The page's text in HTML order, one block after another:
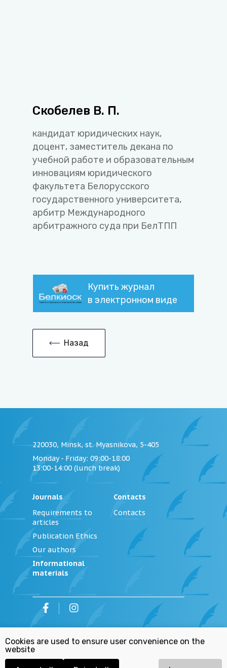
Скобелев В. П.
кандидат юридических наук,
доцент, заместитель декана по
учебной работе и образовательным
инновациям юридического
факультета Белорусского
государственного университета,
арбитр Международного
арбитражного суда при БелТПП
Купить журнал
в электронном виде
Назад
220030, Minsk, st. Myasnikova, 5-405
Monday - Friday: 09:00-18:00
13:00-14:00 (lunch break)
Journals
Requirements to
articles
Publication Ethics
Our authors
Informational
materials
Contacts
Contacts
©2026 Institution «Editorial Office of the
Journal «Justice of Belarus»
Republican List of Extremist Materials
Cookies are used to ensure user convenience on the
website